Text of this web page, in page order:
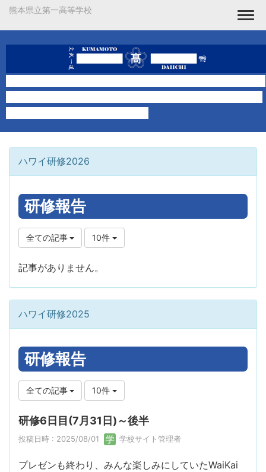
熊本県立第一高等学校
ハワイ研修2026
研修報告
全ての記事 10件
記事がありません。
ハワイ研修2025
研修報告
全ての記事 10件
研修6日目(7月31日)～後半
投稿日時 : 2025/08/01 学校サイト管理者
プレゼンも終わり、みんな楽しみにしていたWaiKai